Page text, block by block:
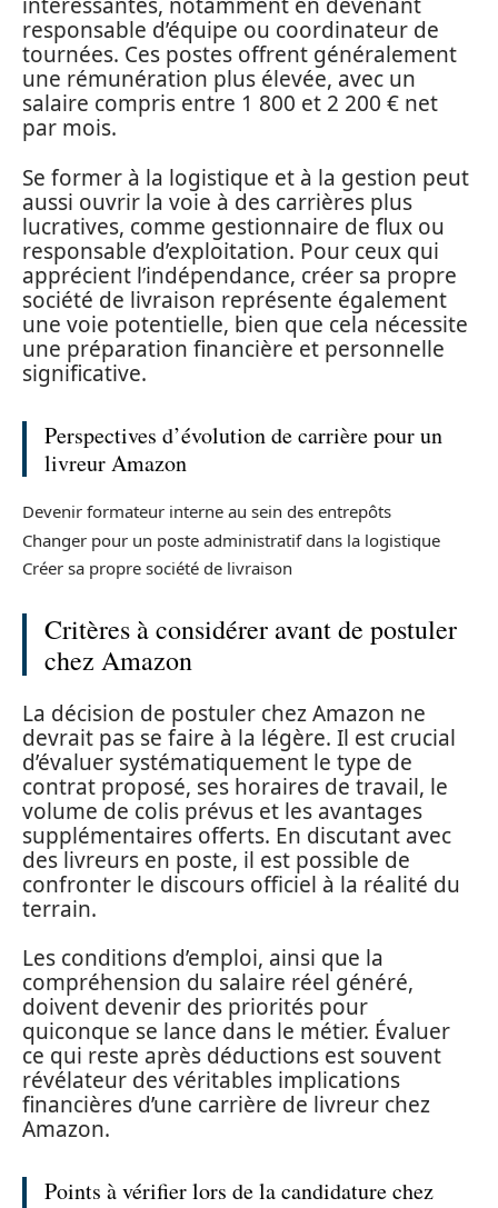
responsable d’équipe ou coordinateur de
tournées. Ces postes offrent généralement
une rémunération plus élevée, avec un
salaire compris entre 1 800 et 2 200 € net
par mois.
Se former à la logistique et à la gestion peut
aussi ouvrir la voie à des carrières plus
lucratives, comme gestionnaire de flux ou
responsable d’exploitation. Pour ceux qui
apprécient l’indépendance, créer sa propre
société de livraison représente également
une voie potentielle, bien que cela nécessite
une préparation financière et personnelle
significative.
Perspectives d’évolution de carrière pour un
livreur Amazon
Devenir formateur interne au sein des entrepôts
Changer pour un poste administratif dans la logistique
Créer sa propre société de livraison
Critères à considérer avant de postuler
chez Amazon
La décision de postuler chez Amazon ne
devrait pas se faire à la légère. Il est crucial
d’évaluer systématiquement le type de
contrat proposé, ses horaires de travail, le
volume de colis prévus et les avantages
supplémentaires offerts. En discutant avec
des livreurs en poste, il est possible de
confronter le discours officiel à la réalité du
terrain.
Les conditions d’emploi, ainsi que la
compréhension du salaire réel généré,
doivent devenir des priorités pour
quiconque se lance dans le métier. Évaluer
ce qui reste après déductions est souvent
révélateur des véritables implications
financières d’une carrière de livreur chez
Amazon.
Points à vérifier lors de la candidature chez